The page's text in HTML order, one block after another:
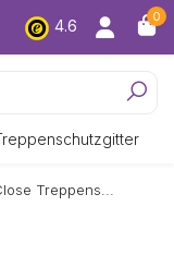
4.6
0
Treppens...